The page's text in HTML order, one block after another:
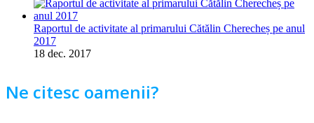
Raportul de activitate al primarului Cătălin Cherecheș pe anul
2017
18 dec. 2017
Ne citesc oamenii?